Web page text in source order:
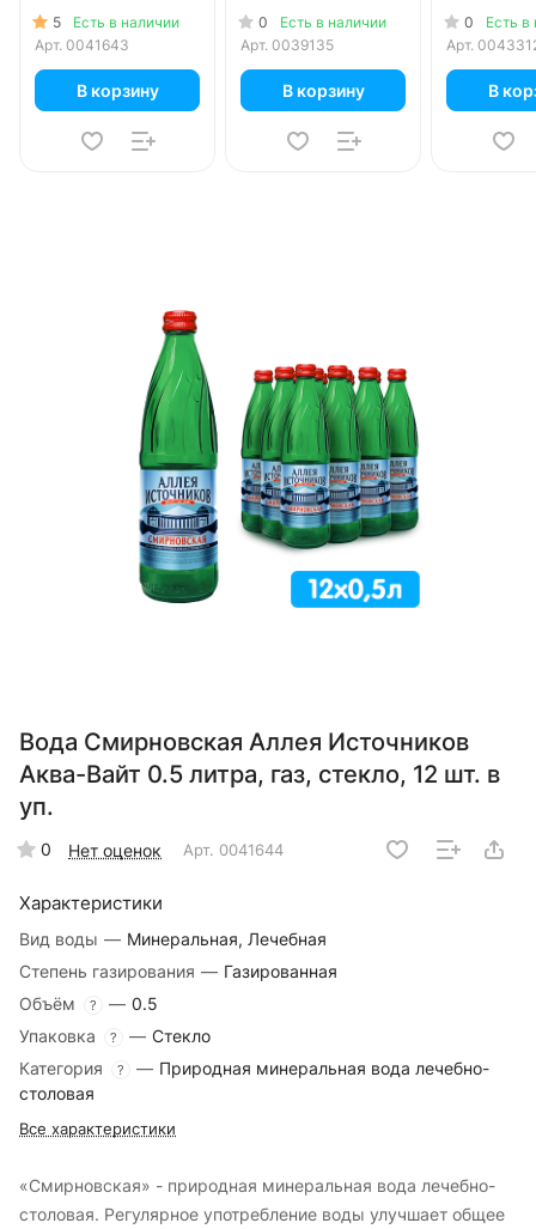
литра, газ, пэт, 6
шт. в уп.
5
Есть в наличии
Арт. 0041643
В корзину
литра, газ, пэт, 6
шт. в уп.
0
Есть в наличии
Арт. 0039135
В корзину
литра,
12 шт. в
0
Есть в
Арт.
В
Вода Смирновская Аллея Источников
Аква-Вайт 0.5 литра, газ, стекло, 12 шт. в
уп.
0 Нет оценок Арт. 0041644
Характеристики
Вид воды — Минеральная, Лечебная
Степень газирования — Газированная
Объём
? — 0.5
Упаковка
? — Стекло
Категория
? — Природная минеральная вода лечебно-
столовая
Все характеристики
«Смирновская» - природная минеральная вода лечебно-
столовая. Регулярное употребление воды улучшает общее